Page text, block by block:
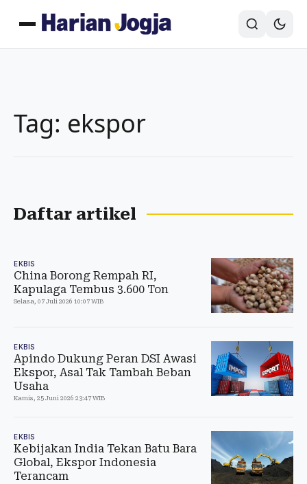
Tag: ekspor
Daftar artikel
EKBIS
China Borong Rempah RI,
Kapulaga Tembus 3.600 Ton
Selasa, 07 Juli 2026 10:07 WIB
EKBIS
Apindo Dukung Peran DSI Awasi
Ekspor, Asal Tak Tambah Beban
Usaha
Kamis, 25 Juni 2026 23:47 WIB
EKBIS
Kebijakan India Tekan Batu Bara
Global, Ekspor Indonesia
Terancam